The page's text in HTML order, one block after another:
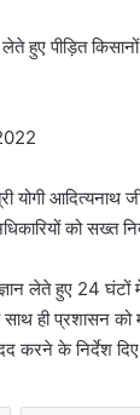
हुए पीड़ित
योगी
को सख्त
लेते हुए 24 घंटों
साथ ही प्रशासन
करने के निर्देश